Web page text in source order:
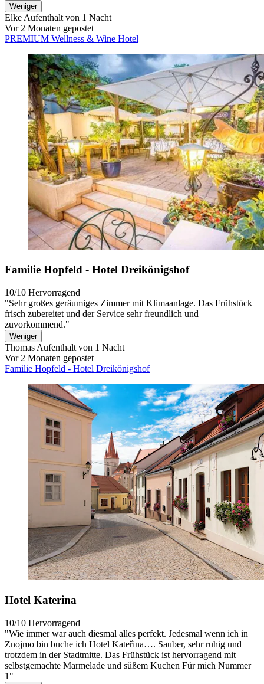
Weniger
Elke Aufenthalt von 1 Nacht
Vor 2 Monaten gepostet
PREMIUM Wellness & Wine Hotel
Familie Hopfeld - Hotel Dreikönigshof
10/10 Hervorragend
"Sehr großes geräumiges Zimmer mit Klimaanlage. Das Frühstück
frisch zubereitet und der Service sehr freundlich und
zuvorkommend."
Weniger
Thomas Aufenthalt von 1 Nacht
Vor 2 Monaten gepostet
Familie Hopfeld - Hotel Dreikönigshof
Hotel Katerina
10/10 Hervorragend
"Wie immer war auch diesmal alles perfekt. Jedesmal wenn ich in
Znojmo bin buche ich Hotel Kateřina…. Sauber, sehr ruhig und
trotzdem in der Stadtmitte. Das Frühstück ist hervorragend mit
selbstgemachte Marmelade und süßem Kuchen Für mich Nummer
1"